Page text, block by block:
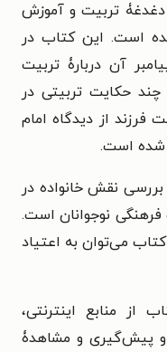
دغدغۀ تربیت و آموزش
است. این کتاب در
آن دربارۀ تربیت
چند حکايت تربیتی در
فرزند از ديدگاه امام
شده است.
نقش خانواده در
نوجوانان است.
می‌توان به اعتیاد
از منابع اينترنتی،
پیش‌گیری و مشاهدۀ